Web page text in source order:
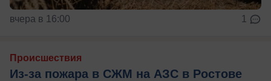
вчера в 16:00 1
Происшествия
Из-за пожара в СЖМ на АЗС в Ростове